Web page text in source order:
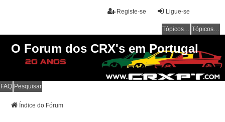
Ligue-se
Registe-se
Tópicos sem resposta Tópicos ativos
O Forum dos CRX's em Portugal
FAQ Pesquisar
Índice do Fórum